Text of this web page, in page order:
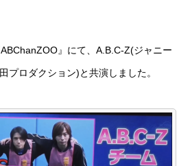
』にて、A.B.C-Z(ジャニー
プロダクション)と共演しました。